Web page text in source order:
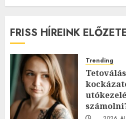
FRISS HÍREINK
Trending